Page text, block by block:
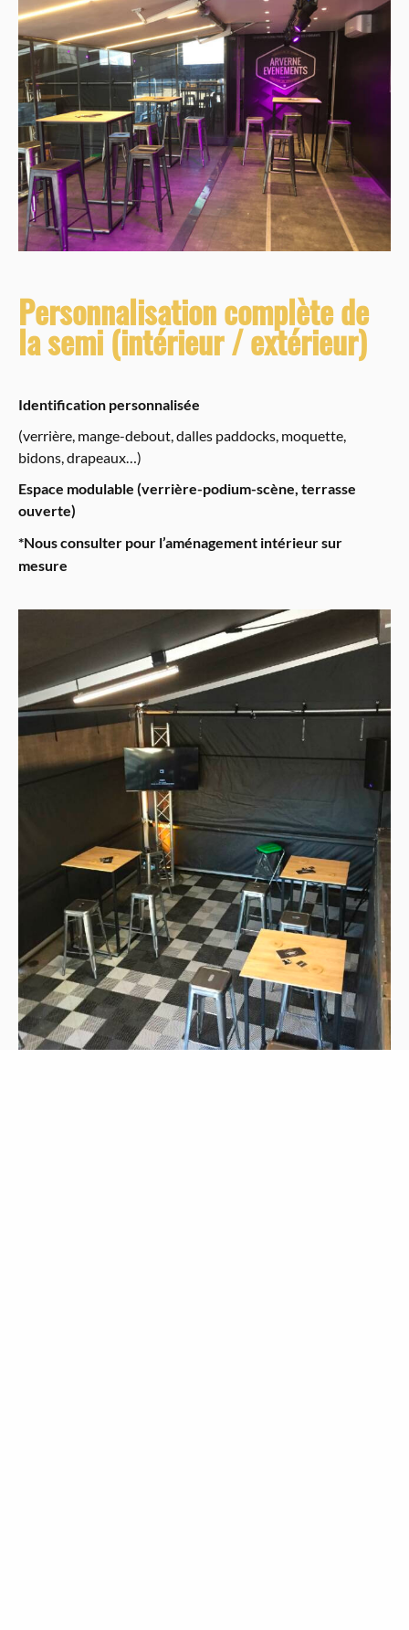
Personnalisation complète de
la semi (intérieur / extérieur)
Identification personnalisée
(verrière, mange-debout, dalles paddocks, moquette,
bidons, drapeaux…)
Espace modulable (verrière-podium-scène, terrasse
ouverte)
*Nous consulter pour l’aménagement intérieur sur
mesure